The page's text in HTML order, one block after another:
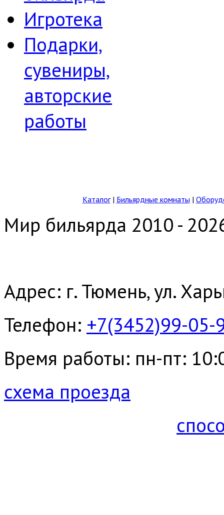
Игротека
Подарки,
сувениры,
авторские
работы
Каталог| Бильярдные комнаты |
Мир бильярда 2010 -
Адрес: г. Тюмень, ул.
Телефон: +7(3452)99-05-
Время работы: пн-пт:
схема проезда